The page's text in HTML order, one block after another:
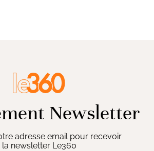
Newsletter
adresse email pour recevoir
la newsletter Le360